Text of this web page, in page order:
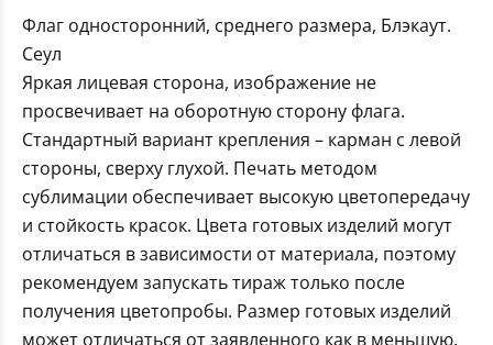
Флаг односторонний, среднего размера, Блэкаут.
Сеул
Яркая лицевая сторона, изображение не
просвечивает на оборотную сторону флага.
Стандартный вариант крепления – карман с левой
стороны, сверху глухой. Печать методом
сублимации обеспечивает высокую цветопередачу
и стойкость красок. Цвета готовых изделий могут
отличаться в зависимости от материала, поэтому
рекомендуем запускать тираж только после
получения цветопробы. Размер готовых изделий
может отличаться от заявленного как в меньшую,